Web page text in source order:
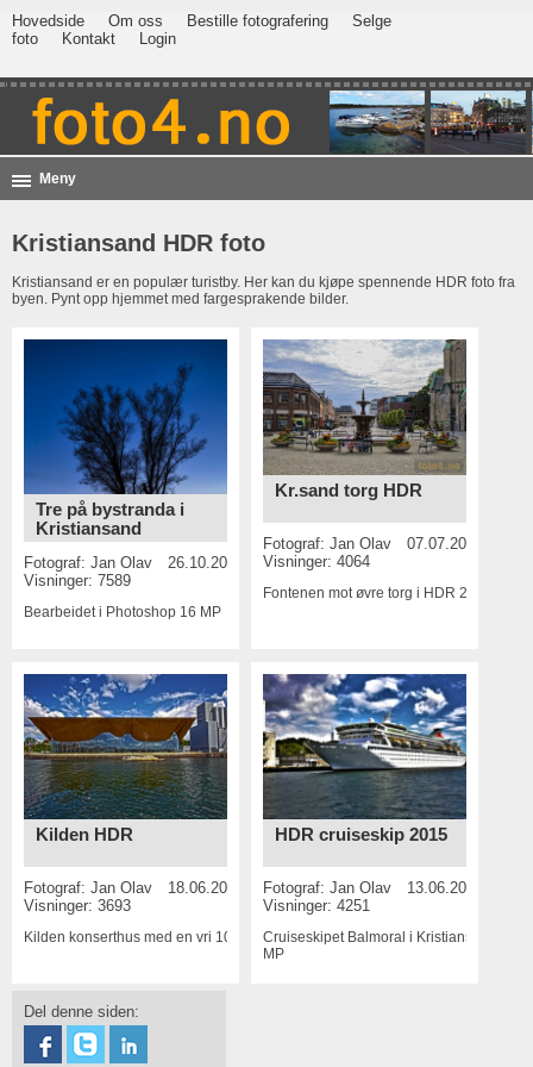
Hovedside Om oss Bestille fotografering
Selge
foto
Kontakt Login
Meny
Kristiansand HDR foto
Kristiansand er en populær turistby. Her kan du kjøpe spennende HDR foto fra
byen. Pynt opp hjemmet med fargesprakende bilder.
Tre på bystranda i
Kristiansand
Fotograf: Jan Olav
26.10.2015
Visninger: 7589
Bearbeidet i Photoshop 16 MP
Kr.sand torg HDR
Fotograf:Jan Olav
07.07.2015
Visninger: 4064
Fontenen mot øvre torg i HDR20 MP
Kilden HDR
Fotograf: Jan Olav
18.06.2015
Visninger: 3693
Kilden konserthus med en vri 10 MP
HDR cruiseskip 2015
Fotograf:Jan Olav
13.06.2015
Visninger: 4251
Cruiseskipet Balmoral i Kristiansand
MP
Del denne siden: